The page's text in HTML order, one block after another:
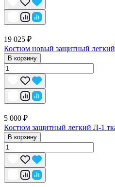
19 025 ₽
Костюм новый защитный
В корзину
5 000 ₽
Костюм защитный легкий Л-1
В корзину